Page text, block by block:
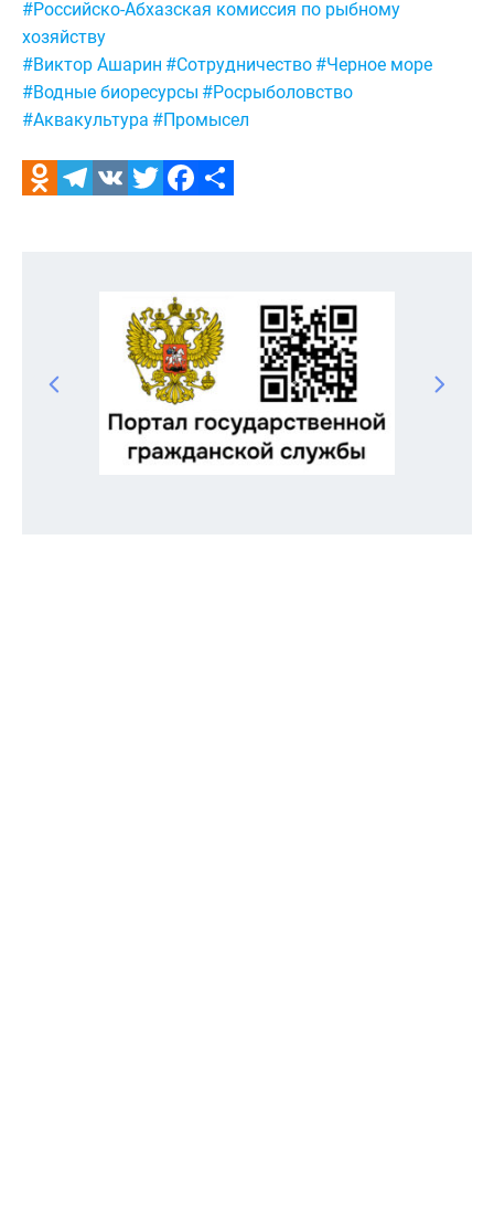
Метки:
#Российско-Абхазская комиссия по рыбному
хозяйству
#Виктор Ашарин #Сотрудничество #Черное море
#Водные биоресурсы #Росрыболовство
#Аквакультура #Промысел